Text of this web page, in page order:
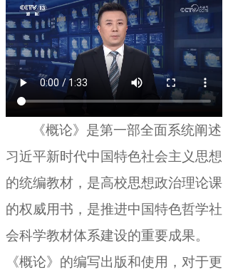
《概论》是第一部全面系统阐述
习近平新时代中国特色社会主义思想
的统编教材 ， 是高校思想政治理论课
的权威用书，是推进中国特色哲学社
会科学教材体系建设的重要成果。
《概论》的编写出版和使用，对于更